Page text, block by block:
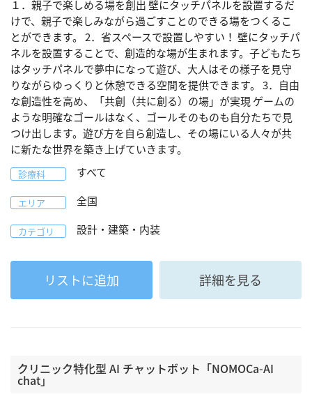
１．親子で楽しめる場を創出 壁にタッチパネルを設置するだ
けで、親子で楽しみながら過ごすことのできる場をつくるこ
とができます。 2．省スペースで設置しやすい！ 壁にタッチパ
ネルを設置することで、創造的な場が生まれます。子どもたち
はタッチパネルで夢中になって遊び、大人はその様子を見守
りながらゆっくりと休憩できる空間を提供できます。 3．自由
な創造性を高め、「共創（共に創る）の場」が実現 ゲームの
ような明確なゴールはなく、ゴールそのものも自分たちで見
つけ出します。遊び方を自ら創造し、その場にいる人々が共
に新たな世界を築き上げていきます。
診療科 すべて
エリア 全国
カテゴリ 設計・建築・内装
リストに追加 詳細を見る
クリニック特化型 AI チャットボット「NOMOCa-AI
chat」